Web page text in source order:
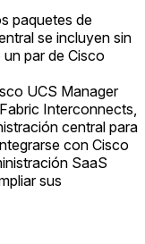
paquetes de
se incluyen sin
par de Cisco
UCS Manager
Interconnects,
central para
con Cisco
SaaS
sus